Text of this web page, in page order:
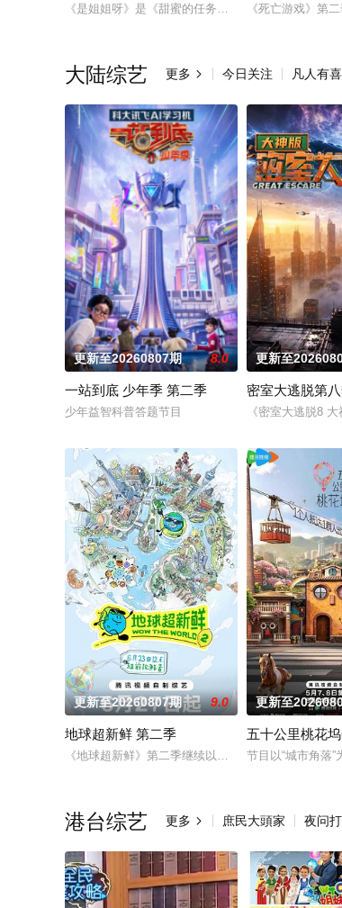
《是姐姐呀》是《甜蜜的任务》为姐姐们打造的专
《死亡游戏》第
大陆综艺 更多  今日关注 凡人有喜
更新至20260807期 8.0
一站到底 少年季 第二季
少年益智科普答题节目
更新至
密室大逃脱第
《密室大逃脱8
更新至20260807期 9.0
地球超新鲜 第二季
《地球超新鲜》第二季继续以快乐解压为核心基调，
更新至
五十公里桃花
节目以“城市角落
港台综艺 更多  庶民大頭家 夜问